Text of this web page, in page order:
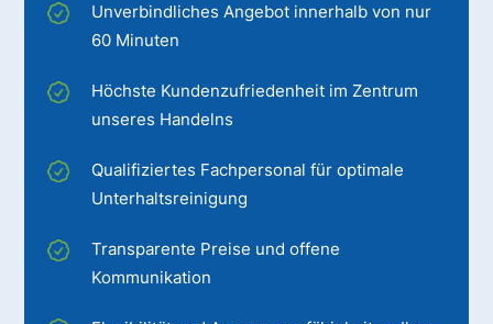
Unverbindliches Angebot innerhalb von nur
60 Minuten
Höchste Kundenzufriedenheit im Zentrum
unseres Handelns
Qualifiziertes Fachpersonal für optimale
Unterhaltsreinigung
Transparente Preise und offene
Kommunikation